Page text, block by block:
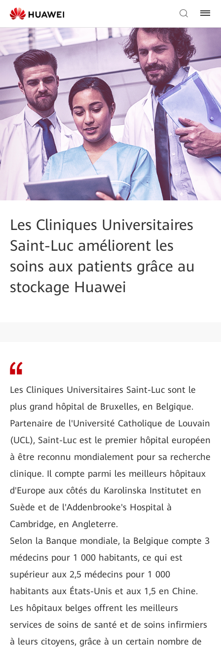
Les Cliniques Universitaires
Saint-Luc améliorent les
soins aux patients grâce au
stockage Huawei
Les Cliniques Universitaires Saint-Luc sont le
plus grand hôpital de Bruxelles, en Belgique.
Partenaire de l'Université Catholique de Louvain
(UCL), Saint-Luc est le premier hôpital européen
à être reconnu mondialement pour sa recherche
clinique. Il compte parmi les meilleurs hôpitaux
d'Europe aux côtés du Karolinska Institutet en
Suède et de l'Addenbrooke's Hospital à
Cambridge, en Angleterre.
Selon la Banque mondiale, la Belgique compte 3
médecins pour 1 000 habitants, ce qui est
supérieur aux 2,5 médecins pour 1 000
habitants aux États-Unis et aux 1,5 en Chine.
Les hôpitaux belges offrent les meilleurs
services de soins de santé et de soins infirmiers
à leurs citoyens, grâce à un certain nombre de